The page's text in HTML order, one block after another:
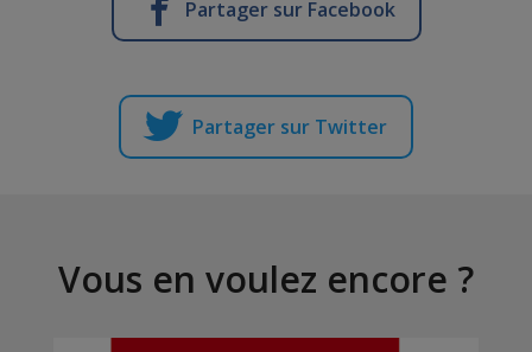
Partager sur Facebook
Partager sur Twitter
Vous en voulez encore ?